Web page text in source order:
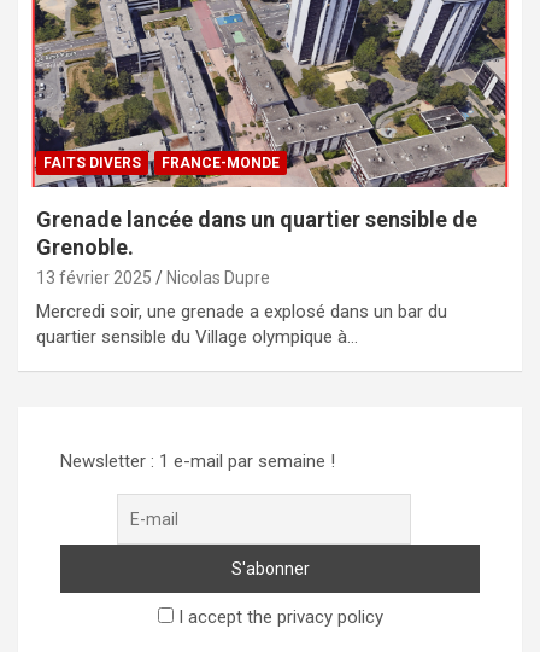
FAITS DIVERS FRANCE-MONDE
Grenade lancée dans un quartier sensible de
Grenoble.
13 février 2025 Nicolas Dupre
Mercredi soir, une grenade a explosé dans un bar du
quartier sensible du Village olympique à…
Newsletter : 1 e-mail par semaine !
I accept the privacy policy